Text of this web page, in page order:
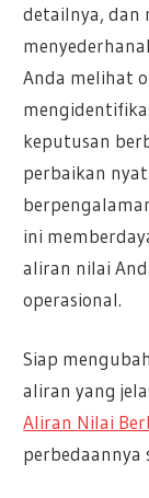
detailnya, dan
Anda melihat
keputusan
perbaikan
ini
aliran nilai
operasional.
Siap
aliran yang
Aliran Nilai
perbedaannya